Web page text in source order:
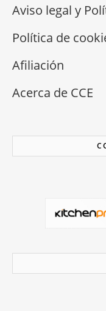
Aviso legal y
Política de
Afiliación
Acerca de CCE